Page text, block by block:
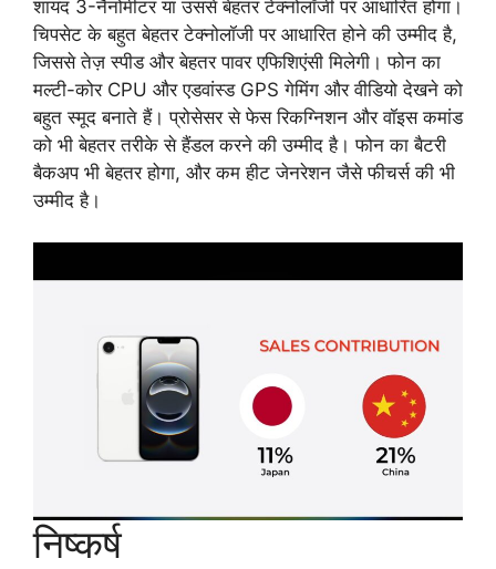
शायद 3-नैनोमीटर या उससे बेहतर टेक्नोलॉजी पर आधारित होगा।
चिपसेट के बहुत बेहतर टेक्नोलॉजी पर आधारित होने की उम्मीद है,
जिससे तेज़ स्पीड और बेहतर पावर एफिशिएंसी मिलेगी। फोन का
मल्टी-कोर CPU और एडवांस्ड GPS गेमिंग और वीडियो देखने को
बहुत स्मूद बनाते हैं। प्रोसेसर से फेस रिकग्निशन और वॉइस कमांड
को भी बेहतर तरीके से हैंडल करने की उम्मीद है। फोन का बैटरी
बैकअप भी बेहतर होगा, और कम हीट जेनरेशन जैसे फीचर्स की भी
उम्मीद है।
निष्कर्ष